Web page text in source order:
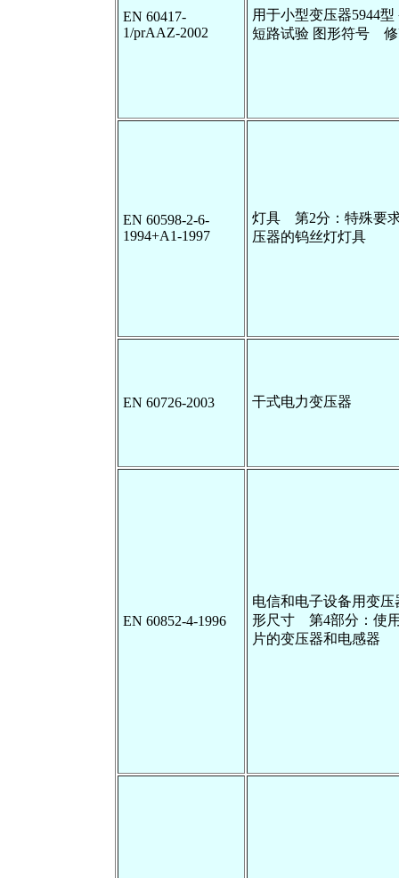
EN 60417-
1/prAAZ-2002
用于小型变压器5944
短路试验 图形符号 修
EN 60598-2-6-
1994+A1-1997
灯具 第2分：特殊要
压器的钨丝灯灯具
EN 60726-2003 干式电力变压器
EN 60852-4-1996
电信和电子设备用变
形尺寸 第4部分：使
片的变压器和电感器